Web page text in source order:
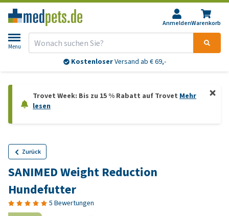
AnmeldenWarenkorb
Menu
KostenloserVersand ab € 69,-
Trovet Week: Bis zu 15 % Rabatt auf Trovet Mehr
lesen
Zurück
SANIMED Weight Reduction
Hundefutter
5 Bewertungen